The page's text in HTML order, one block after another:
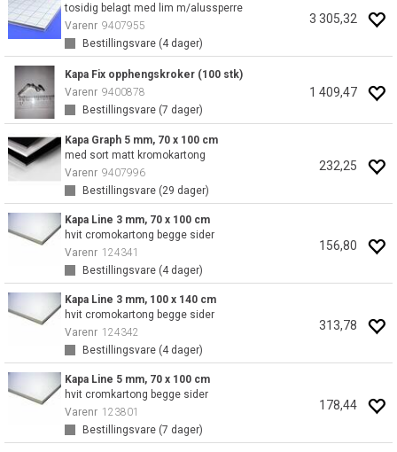
tosidig belagt med lim m/alussperre
Varenr 9407955
Bestillingsvare (4dager)
3 305,32
Kapa Fix opphengskroker (100 stk)
Varenr 9400878
Bestillingsvare (7 dager)
1 409,47
Kapa Graph 5 mm, 70 x 100 cm
med sort matt kromokartong
Varenr 9407996
Bestillingsvare (29 dager)
232,25
Kapa Line 3 mm, 70 x 100 cm
hvit cromokartong begge sider
Varenr 124341
Bestillingsvare (4dager)
156,80
Kapa Line 3 mm, 100 x 140 cm
hvit cromokartong begge sider
Varenr 124342
Bestillingsvare (4dager)
313,78
Kapa Line 5 mm, 70 x 100 cm
hvit cromkartong begge sider
Varenr 123801
Bestillingsvare (7 dager)
178,44